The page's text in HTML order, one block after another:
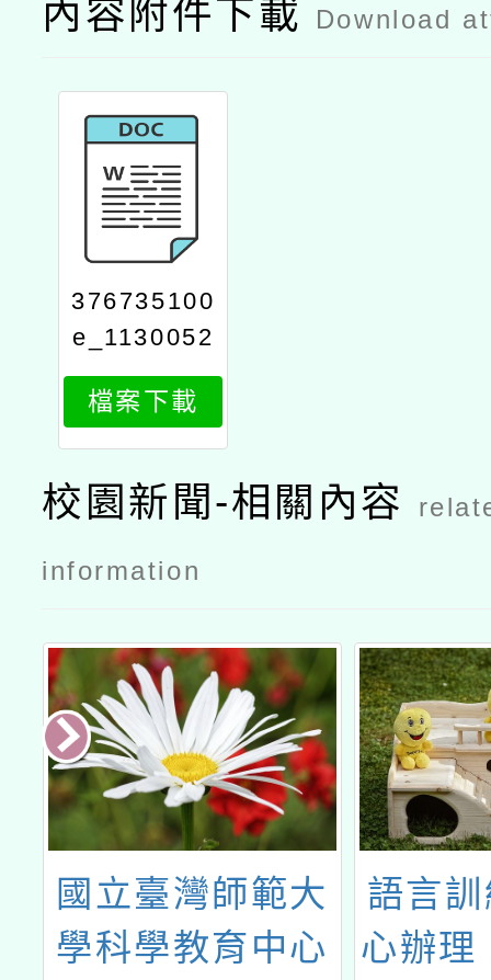
內容附件下載 Download
376735100
e_1130052
9611_attac
h1
檔案下載
校園新聞-相關內容
information
語言訓練測驗中
心辦理「2024年
訂定
府補